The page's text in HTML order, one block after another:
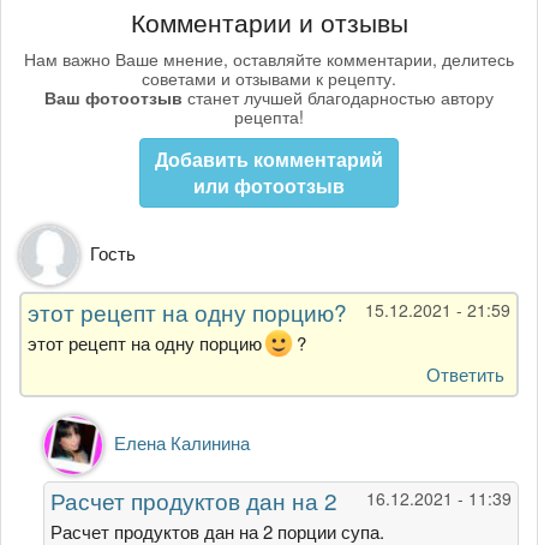
Комментарии и отзывы
Нам важно Ваше мнение, оставляйте комментарии, делитесь
советами и отзывами к рецепту.
Ваш фотоотзыв станет лучшей благодарностью автору
рецепта!
Добавить комментарий
или фотоотзыв
Гость
15.12.2021 - 21:59
этот рецепт на одну порцию?
этот рецепт на одну порцию
?
Ответить
Ответ
на
этот
рецепт
на
Елена Калинина
16.12.2021 - 11:39
Расчет продуктов дан на 2
Расчет продуктов дан на 2 порции супа.